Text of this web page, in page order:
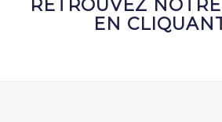
RETROUVEZ
EN